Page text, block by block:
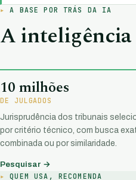
A BASE POR TRÁS DA IA
A inteligência
10 milhões
DE JULGADOS
Jurisprudência dos tribunais
por critério técnico, com busca
combinada ou por similaridade.
Pesquisar →
QUEM USA, RECOMENDA